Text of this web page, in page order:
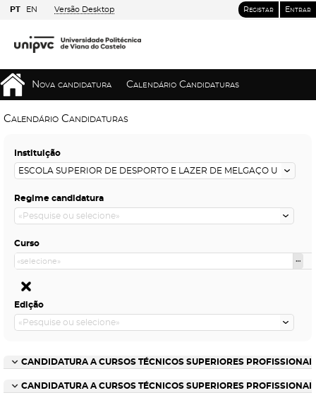
PT EN Versão Desktop Registar Entrar
Nova candidatura Calendário Candidaturas
Calendário Candidaturas
Instituição
Regime candidatura
Curso
Edição
CANDIDATURA A CURSOS TÉCNICOS SUPERIORES
CANDIDATURA A CURSOS TÉCNICOS SUPERIORES